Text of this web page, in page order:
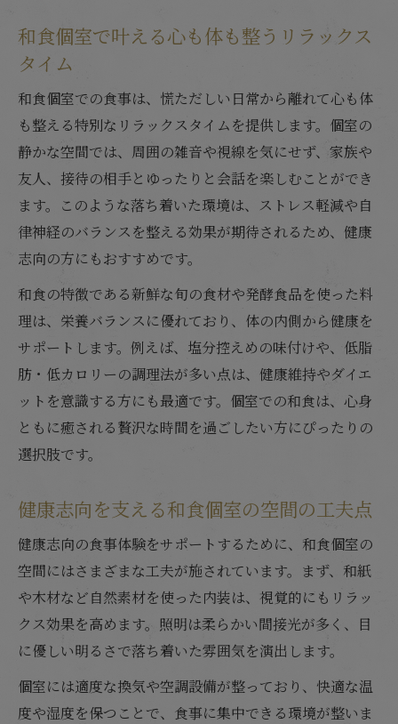
和食個室で叶える心も体も整うリラックス
タイム
和食個室での食事は、慌ただしい日常から離れて心も体
も整える特別なリラックスタイムを提供します。個室の
静かな空間では、周囲の雑音や視線を気にせず、家族や
友人、接待の相手とゆったりと会話を楽しむことができ
ます。このような落ち着いた環境は、ストレス軽減や自
律神経のバランスを整える効果が期待されるため、健康
志向の方にもおすすめです。
和食の特徴である新鮮な旬の食材や発酵食品を使った料
理は、栄養バランスに優れており、体の内側から健康を
サポートします。例えば、塩分控えめの味付けや、低脂
肪・低カロリーの調理法が多い点は、健康維持やダイエ
ットを意識する方にも最適です。個室での和食は、心身
ともに癒される贅沢な時間を過ごしたい方にぴったりの
選択肢です。
健康志向を支える和食個室の空間の工夫点
健康志向の食事体験をサポートするために、和食個室の
空間にはさまざまな工夫が施されています。まず、和紙
や木材など自然素材を使った内装は、視覚的にもリラッ
クス効果を高めます。照明は柔らかい間接光が多く、目
に優しい明るさで落ち着いた雰囲気を演出します。
個室には適度な換気や空調設備が整っており、快適な温
度や湿度を保つことで、食事に集中できる環境が整いま